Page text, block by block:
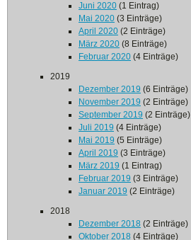
Juni 2020 (1 Eintrag)
Mai 2020 (3 Einträge)
April 2020 (2 Einträge)
März 2020 (8 Einträge)
Februar 2020 (4 Einträge)
2019
Dezember 2019 (6 Einträge)
November 2019 (2 Einträge)
September 2019 (2 Einträge)
Juli 2019 (4 Einträge)
Mai 2019 (5 Einträge)
April 2019 (3 Einträge)
März 2019 (1 Eintrag)
Februar 2019 (3 Einträge)
Januar 2019 (2 Einträge)
2018
Dezember 2018 (2 Einträge)
Oktober 2018 (4 Einträge)